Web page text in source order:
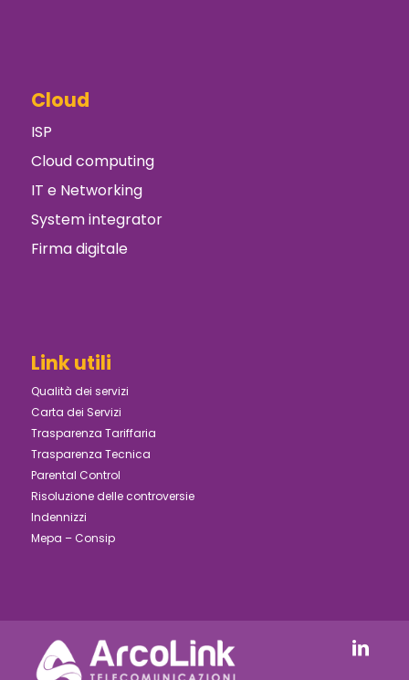
Cloud
ISP
Cloud computing
IT e Networking
System integrator
Firma digitale
Link utili
Qualità dei servizi
Carta dei Servizi
Trasparenza Tariffaria
Trasparenza Tecnica
Parental Control
Risoluzione delle controversie
Indennizzi
Mepa – Consip